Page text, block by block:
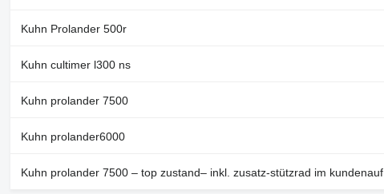
Kuhn Prolander 500r
Kuhn cultimer l300 ns
Kuhn prolander 7500
Kuhn prolander6000
Kuhn prolander 7500 – top zustand– inkl. zusatz-stützrad im kundenauf